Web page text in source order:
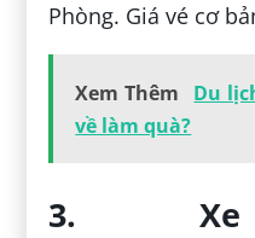
Phòng. Giá vé cơ
Xem Thêm
Du
về làm quà?
3. Xe